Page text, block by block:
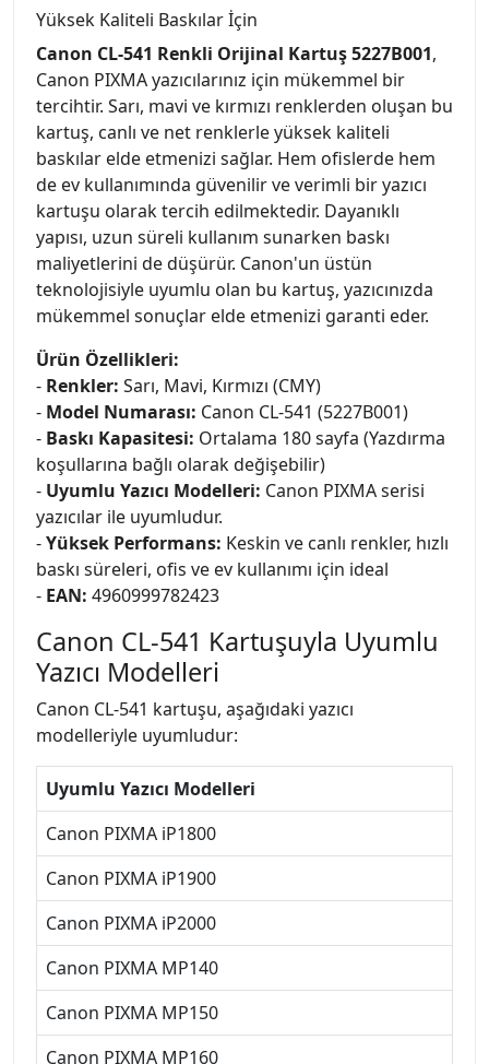
Yüksek Kaliteli Baskılar İçin
Canon CL-541 Renkli Orijinal Kartuş 5227B001,
Canon PIXMA yazıcılarınız için mükemmel bir
tercihtir. Sarı, mavi ve kırmızı renklerden oluşan bu
kartuş, canlı ve net renklerle yüksek kaliteli
baskılar elde etmenizi sağlar. Hem ofislerde hem
de ev kullanımında güvenilir ve verimli bir yazıcı
kartuşu olarak tercih edilmektedir. Dayanıklı
yapısı, uzun süreli kullanım sunarken baskı
maliyetlerini de düşürür. Canon'un üstün
teknolojisiyle uyumlu olan bu kartuş, yazıcınızda
mükemmel sonuçlar elde etmenizi garanti eder.
Ürün Özellikleri:
- Renkler: Sarı, Mavi, Kırmızı (CMY)
- Model Numarası: Canon CL-541 (5227B001)
- Baskı Kapasitesi: Ortalama 180 sayfa (Yazdırma
koşullarına bağlı olarak değişebilir)
- Uyumlu Yazıcı Modelleri: Canon PIXMA serisi
yazıcılar ile uyumludur.
-Yüksek Performans: Keskin ve canlı renkler, hızlı
baskı süreleri, ofis ve ev kullanımı için ideal
- EAN: 4960999782423
Canon CL-541 Kartuşuyla Uyumlu
Yazıcı Modelleri
Canon CL-541 kartuşu, aşağıdaki yazıcı
modelleriyle uyumludur:
Uyumlu Yazıcı Modelleri
Canon PIXMA iP1800
Canon PIXMA iP1900
Canon PIXMA iP2000
Canon PIXMA MP140
Canon PIXMA MP150
Canon PIXMA MP160